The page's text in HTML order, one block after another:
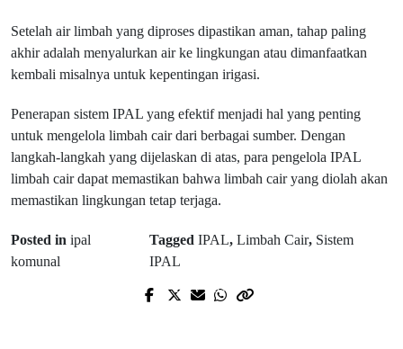
Setelah air limbah yang diproses dipastikan aman, tahap paling
akhir adalah menyalurkan air ke lingkungan atau dimanfaatkan
kembali misalnya untuk kepentingan irigasi.
Penerapan sistem IPAL yang efektif menjadi hal yang penting
untuk mengelola limbah cair dari berbagai sumber. Dengan
langkah-langkah yang dijelaskan di atas, para pengelola IPAL
limbah cair dapat memastikan bahwa limbah cair yang diolah akan
memastikan lingkungan tetap terjaga.
Posted in ipal
komunal
TaggedIPAL,Limbah Cair, Sistem
IPAL
Prev Post